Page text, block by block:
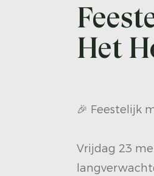
Het
🎉 Feestelijk
Vrijdag 23